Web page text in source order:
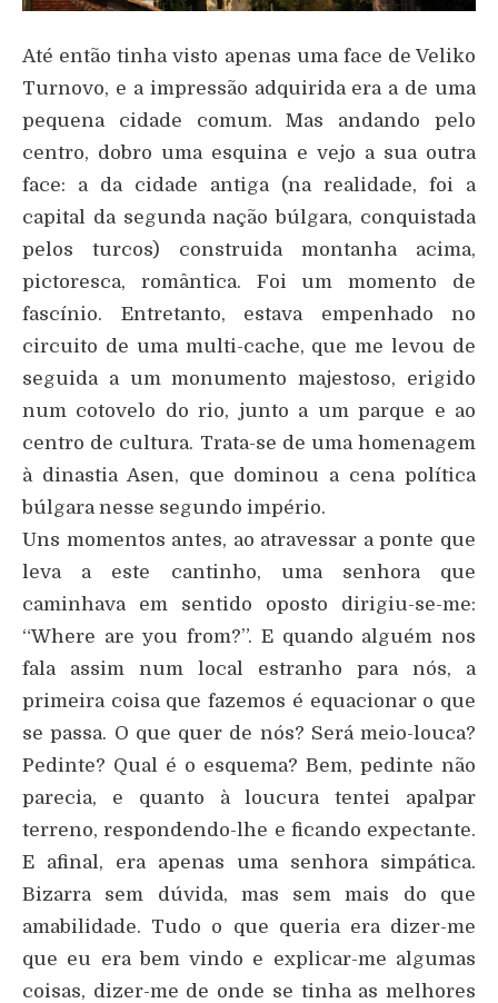
Até então tinha visto apenas uma face de Veliko
Turnovo, e a impressão adquirida era a de uma
pequena cidade comum. Mas andando pelo
centro, dobro uma esquina e vejo a sua outra
face: a da cidade antiga (na realidade, foi a
capital da segunda nação búlgara, conquistada
pelos turcos) construida montanha acima,
pictoresca, romântica. Foi um momento de
fascínio. Entretanto, estava empenhado no
circuito de uma multi-cache, que me levou de
seguida a um monumento majestoso, erigido
num cotovelo do rio, junto a um parque e ao
centro de cultura. Trata-se de uma homenagem
à dinastia Asen, que dominou a cena política
búlgara nesse segundo império.
Uns momentos antes, ao atravessar a ponte que
leva a este cantinho, uma senhora que
caminhava em sentido oposto dirigiu-se-me:
“Where are you from?”. E quando alguém nos
fala assim num local estranho para nós, a
primeira coisa que fazemos é equacionar o que
se passa. O que quer de nós? Será meio-louca?
Pedinte? Qual é o esquema? Bem, pedinte não
parecia, e quanto à loucura tentei apalpar
terreno, respondendo-lhe e ficando expectante.
E afinal, era apenas uma senhora simpática.
Bizarra sem dúvida, mas sem mais do que
amabilidade. Tudo o que queria era dizer-me
que eu era bem vindo e explicar-me algumas
coisas, dizer-me de onde se tinha as melhores